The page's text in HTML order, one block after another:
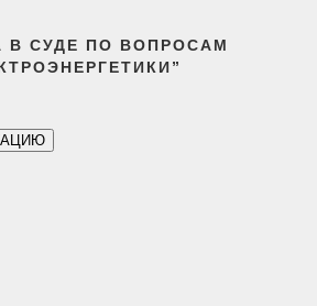
В СУДЕ ПО ВОПРОСАМ